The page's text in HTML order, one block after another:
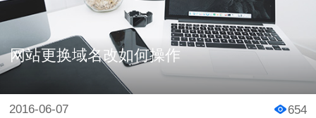
网站更换域名改如何操作
2016-06-07 654